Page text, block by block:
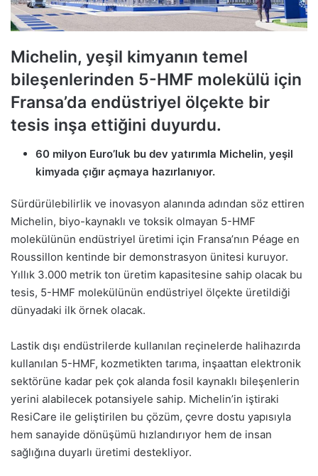
Michelin, yeşil kimyanın temel
bileşenlerinden 5-HMF molekülü için
Fransa’da endüstriyel ölçekte bir
tesis inşa ettiğini duyurdu.
60 milyon Euro’luk bu dev yatırımla Michelin, yeşil
kimyada çığır açmaya hazırlanıyor.
Sürdürülebilirlik ve inovasyon alanında adından söz ettiren
Michelin, biyo-kaynaklı ve toksik olmayan 5-HMF
molekülünün endüstriyel üretimi için Fransa’nın Péage en
Roussillon kentinde bir demonstrasyon ünitesi kuruyor.
Yıllık 3.000 metrik ton üretim kapasitesine sahip olacak bu
tesis, 5-HMF molekülünün endüstriyel ölçekte üretildiği
dünyadaki ilk örnek olacak.
Lastik dışı endüstrilerde kullanılan reçinelerde halihazırda
kullanılan 5-HMF, kozmetikten tarıma, inşaattan elektronik
sektörüne kadar pek çok alanda fosil kaynaklı bileşenlerin
yerini alabilecek potansiyele sahip. Michelin’in iştiraki
ResiCare ile geliştirilen bu çözüm, çevre dostu yapısıyla
hem sanayide dönüşümü hızlandırıyor hem de insan
sağlığına duyarlı üretimi destekliyor.